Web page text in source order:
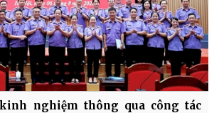
nghiệm thông qua công tác